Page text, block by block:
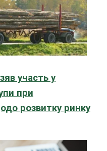
участь у
при
розвитку ринку